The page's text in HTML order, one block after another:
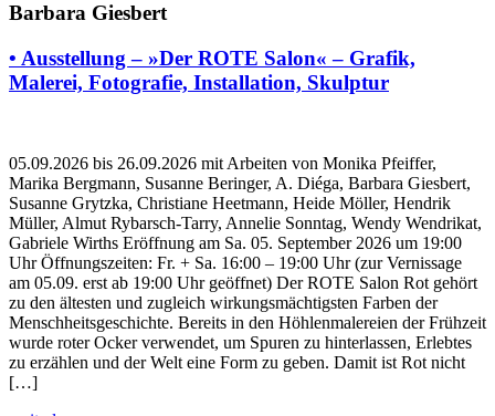
Barbara Giesbert
• Ausstellung – »Der ROTE Salon« – Grafik,
Malerei, Fotografie, Installation, Skulptur
05.09.2026 bis 26.09.2026 mit Arbeiten von Monika Pfeiffer,
Marika Bergmann, Susanne Beringer, A. Diéga, Barbara Giesbert,
Susanne Grytzka, Christiane Heetmann, Heide Möller, Hendrik
Müller, Almut Rybarsch-Tarry, Annelie Sonntag, Wendy Wendrikat,
Gabriele Wirths Eröffnung am Sa. 05. September 2026 um 19:00
Uhr Öffnungszeiten: Fr. + Sa. 16:00 – 19:00 Uhr (zur Vernissage
am 05.09. erst ab 19:00 Uhr geöffnet) Der ROTE Salon Rot gehört
zu den ältesten und zugleich wirkungsmächtigsten Farben der
Menschheitsgeschichte. Bereits in den Höhlenmalereien der Frühzeit
wurde roter Ocker verwendet, um Spuren zu hinterlassen, Erlebtes
zu erzählen und der Welt eine Form zu geben. Damit ist Rot nicht
[…]